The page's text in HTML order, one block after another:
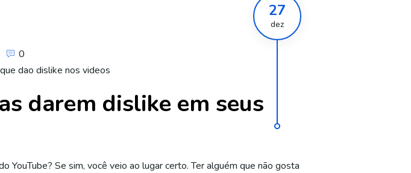
0
27
dez
dao dislike nos videos
darem dislike em seus
Se sim, você veio ao lugar certo. Ter alguém que não gosta